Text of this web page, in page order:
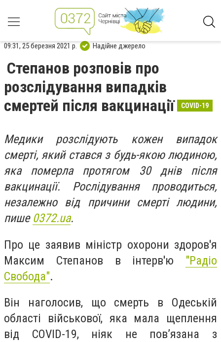
09:31, 25 березня 2021 р. Надійне джерело
Степанов розповів про
розслідування випадків
смертей після вакцинації
COVID-19
Медики розслідують кожен випадок
смерті, який стався з будь-якою людиною,
яка померла протягом 30 днів після
вакцинації. Рослідування проводиться,
незалежно від причини смерті людини,
пише 0372.ua.
Про це заявив міністр охорони здоров'я
Максим Степанов в інтерв'ю "Радіо
Свобода".
Він наголосив, що смерть в Одеській
області військової, яка мала щеплення
від COVID-19, ніяк не пов’язана з